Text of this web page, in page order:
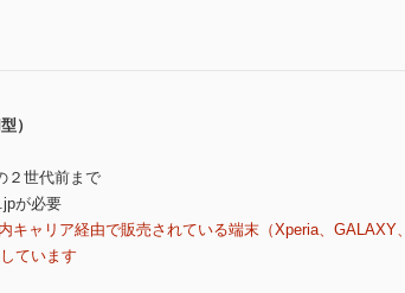
）
２世代前まで
が必要
ャリア経由で販売されている端末（Xperia、GALAXY、
ています